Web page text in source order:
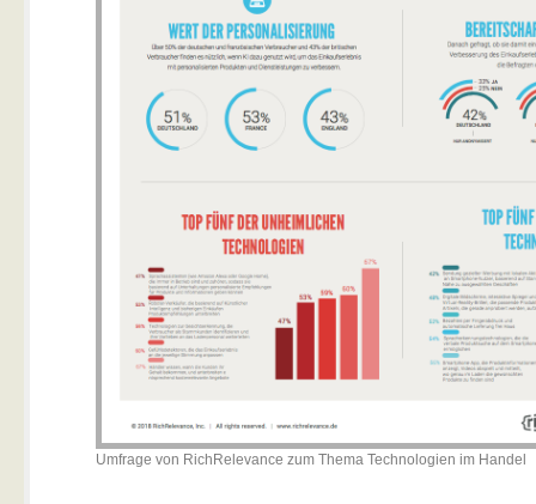
Umfrage von RichRelevance zum Thema Technologien im Handel